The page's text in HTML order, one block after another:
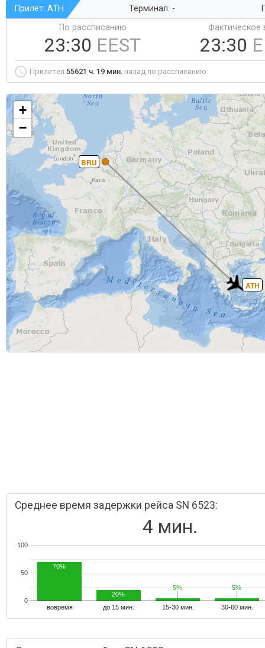
Прилет: ATH Терминал: -
По рассписанию
23:30 EEST
Фактическое
23:30
Прилетел 55621 ч. 19 мин. назад по рассписанию
BRU
ATH
+
−
Среднее время задержки рейса SN 6523:
4 мин.
вовремя до 15 мин. 15-30 мин. 30-60 мин.
0
50
100
70%
20%
5%
5% 5%
5%